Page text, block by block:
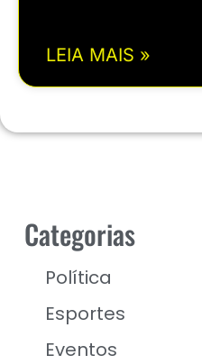
LEIA MAIS »
Categorias
Política
Esportes
Eventos